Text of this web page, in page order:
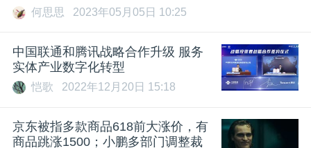
动
中
心
GAIR
何思思 2023年05月05日 10:25
中国联通和腾讯战略合作升级 服务
实体产业数字化转型
恺歌 2022年12月20日 15:18
京东被指​多款商品618前大涨价，有
商品跳涨1500；小鹏多部门调整裁